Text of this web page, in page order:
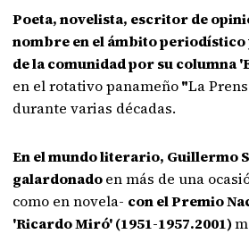
Poeta, novelista, escritor de
nombre en el ámbito periodístico
de la comunidad por su columna
en el rotativo panameño"La
durante varias décadas.
En el mundo literario, Guillermo
galardonadoen más de una
como en novela- con el Premio
'Ricardo Miró' (1951-1957.2001)